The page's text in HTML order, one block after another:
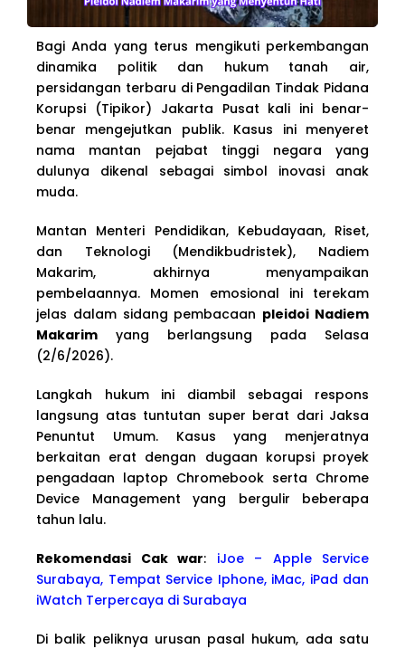
Bagi Anda yang terus mengikuti perkembangan
dinamika politik dan hukum tanah air,
persidangan terbaru di Pengadilan Tindak Pidana
Korupsi (Tipikor) Jakarta Pusat kali ini benar-
benar mengejutkan publik. Kasus ini menyeret
nama mantan pejabat tinggi negara yang
dulunya dikenal sebagai simbol inovasi anak
muda.
Mantan Menteri Pendidikan, Kebudayaan, Riset,
dan Teknologi (Mendikbudristek), Nadiem
Makarim, akhirnya menyampaikan
pembelaannya. Momen emosional ini terekam
jelas dalam sidang pembacaan pleidoi Nadiem
Makarim yang berlangsung pada Selasa
(2/6/2026).
Langkah hukum ini diambil sebagai respons
langsung atas tuntutan super berat dari Jaksa
Penuntut Umum. Kasus yang menjeratnya
berkaitan erat dengan dugaan korupsi proyek
pengadaan laptop Chromebook serta Chrome
Device Management yang bergulir beberapa
tahun lalu.
Rekomendasi Cak war: iJoe – Apple Service
Surabaya, Tempat Service Iphone, iMac, iPad dan
iWatch Terpercaya di Surabaya
Di balik peliknya urusan pasal hukum, ada satu